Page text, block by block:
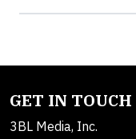
GET IN TOUCH
3BL Media, Inc.